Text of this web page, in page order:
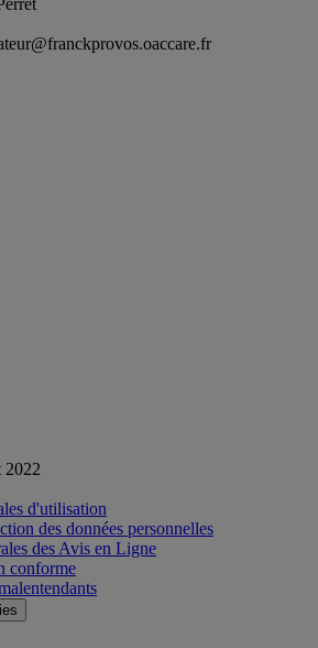
2022
d'utilisation
des données personnelles
des Avis en Ligne
conforme